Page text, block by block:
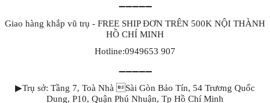
➖➖➖➖➖
Giao hàng khắp vũ trụ - FREE SHIP ĐƠN TRÊN 500K NỘI THÀNH
HỒ CHÍ MINH
Hotline:0949653 907
➖➖➖➖➖
▶Trụ sở: Tầng 7, Toà Nhà Sài Gòn Bảo Tín, 54 Trương Quốc
Dung, P10, Quận Phú Nhuận, Tp Hồ Chí Minh